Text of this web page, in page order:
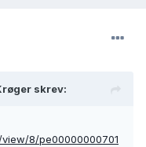
skrev:
8/pe00000000701